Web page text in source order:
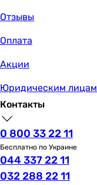
Отзывы
Оплата
Акции
Юридическим лицам
Контакты
0 800 33 22 11
Бесплатно по Украине
044 337 22 11
032 288 22 11